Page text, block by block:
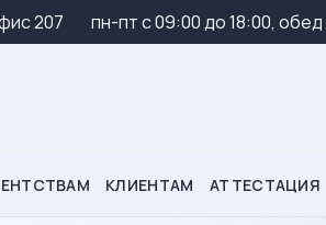
207 пн-пт c 09:00 до 18:00, обед
КЛИЕНТАМ АТТЕСТАЦИЯ